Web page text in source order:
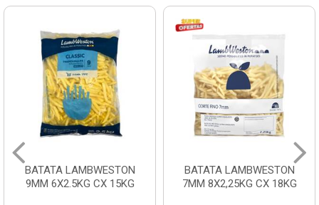
BATATA LAMBWESTON
9MM 6X2.5KG CX 15KG
BATATA LAMBWESTON
7MM 8X2,25KG CX 18KG